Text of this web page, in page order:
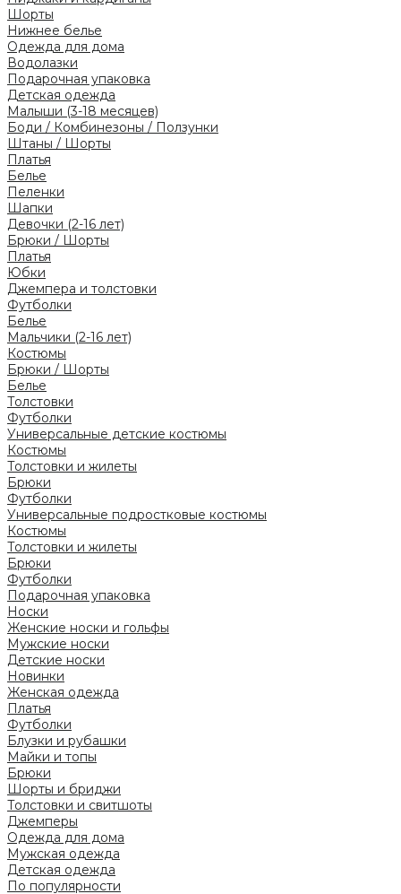
Шорты
Нижнее белье
Одежда для дома
Водолазки
Подарочная упаковка
Детская одежда
Малыши (3-18 месяцев)
Боди / Комбинезоны / Ползунки
Штаны / Шорты
Платья
Белье
Пеленки
Шапки
Девочки (2-16 лет)
Брюки / Шорты
Платья
Юбки
Джемпера и толстовки
Футболки
Белье
Мальчики (2-16 лет)
Костюмы
Брюки / Шорты
Белье
Толстовки
Футболки
Универсальные детские костюмы
Костюмы
Толстовки и жилеты
Брюки
Футболки
Универсальные подростковые костюмы
Костюмы
Толстовки и жилеты
Брюки
Футболки
Подарочная упаковка
Носки
Женские носки и гольфы
Мужские носки
Детские носки
Новинки
Женская одежда
Платья
Футболки
Блузки и рубашки
Майки и топы
Брюки
Шорты и бриджи
Толстовки и свитшоты
Джемперы
Одежда для дома
Мужская одежда
Детская одежда
По популярности